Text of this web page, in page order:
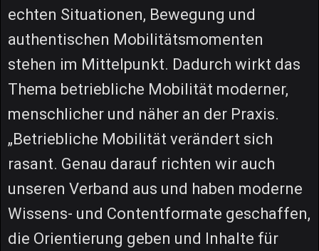
echten Situationen, Bewegung und
authentischen Mobilitätsmomenten
stehen im Mittelpunkt. Dadurch wirkt das
Thema betriebliche Mobilität moderner,
menschlicher und näher an der Praxis.
„Betriebliche Mobilität verändert sich
rasant. Genau darauf richten wir auch
unseren Verband aus und haben moderne
Wissens- und Contentformate geschaffen,
die Orientierung geben und Inhalte für